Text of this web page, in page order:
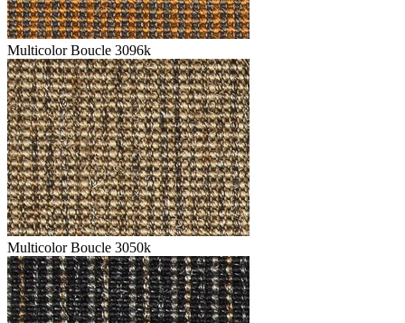
Multicolor Boucle 3096k
Multicolor Boucle 3050k